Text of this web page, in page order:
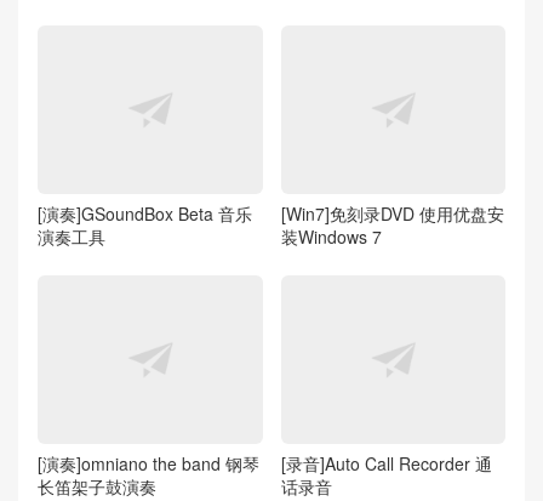
[演奏]GSoundBox Beta 音乐
演奏工具
[Win7]免刻录DVD 使用优盘安
装Windows 7
[演奏]omniano the band 钢琴
长笛架子鼓演奏
[录音]Auto Call Recorder 通
话录音